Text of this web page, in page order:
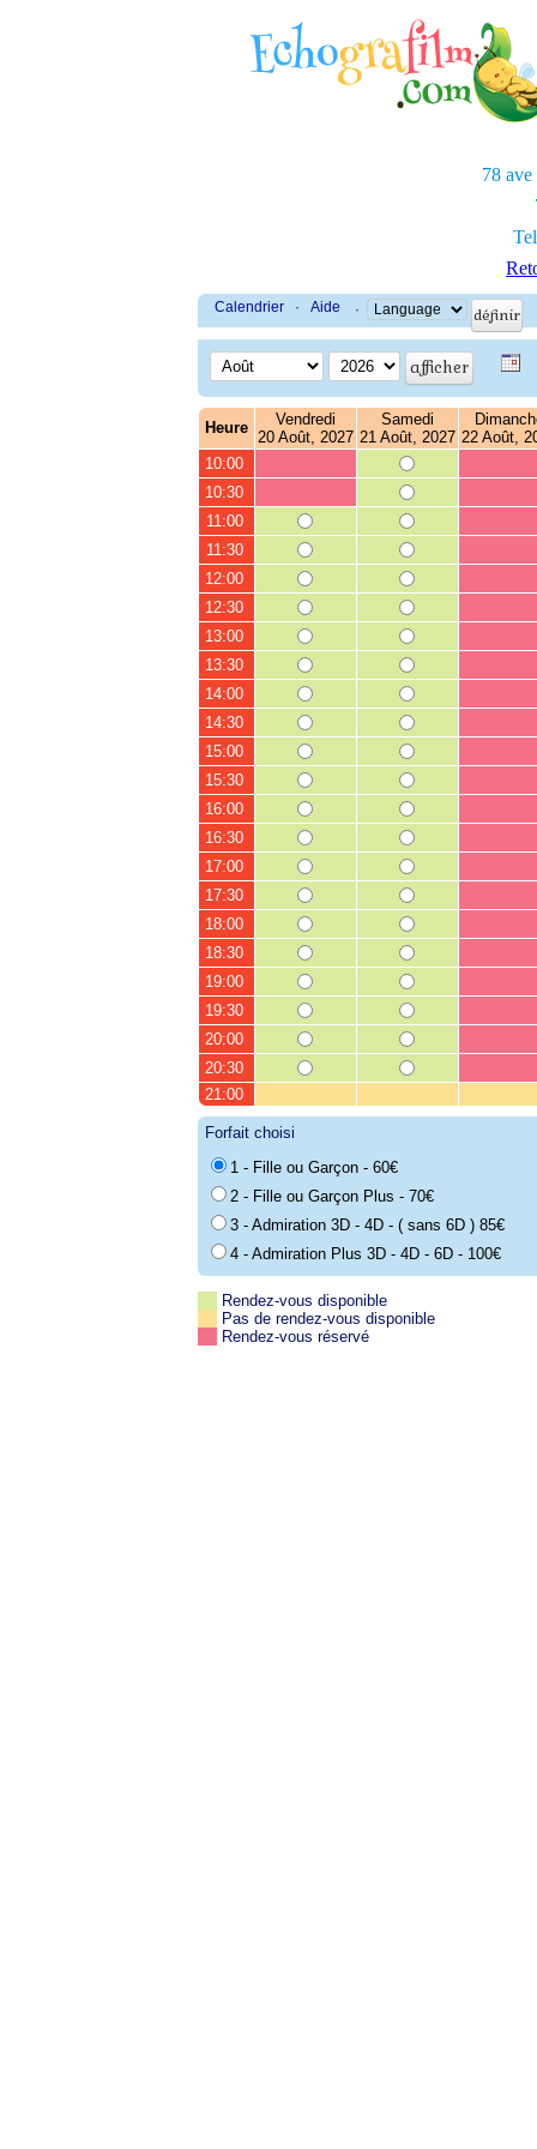
78 ave
Calendrier · Aide ·
Heure
Vendredi
20 Août, 2027
Samedi
21 Août, 2027 22 Août,
10:00
10:30
11:00
11:30
12:00
12:30
13:00
13:30
14:00
14:30
15:00
15:30
16:00
16:30
17:00
17:30
18:00
18:30
19:00
19:30
20:00
20:30
21:00
Forfait choisi
1 - Fille ou Garçon - 60€
2 - Fille ou Garçon Plus - 70€
3 - Admiration 3D - 4D - ( sans 6D ) 85€
4 - Admiration Plus 3D - 4D - 6D - 100€
Rendez-vous disponible
Pas de rendez-vous disponible
Rendez-vous réservé